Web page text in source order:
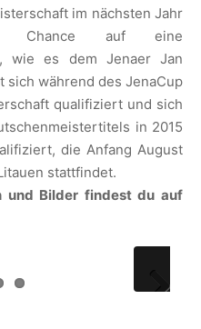
im nächsten Jahr
auf eine
wie es dem Jenaer Jan
sich während des JenaCup
qualifiziert und sich
in 2015
die Anfang August
stattfindet.
und Bilder findest du auf